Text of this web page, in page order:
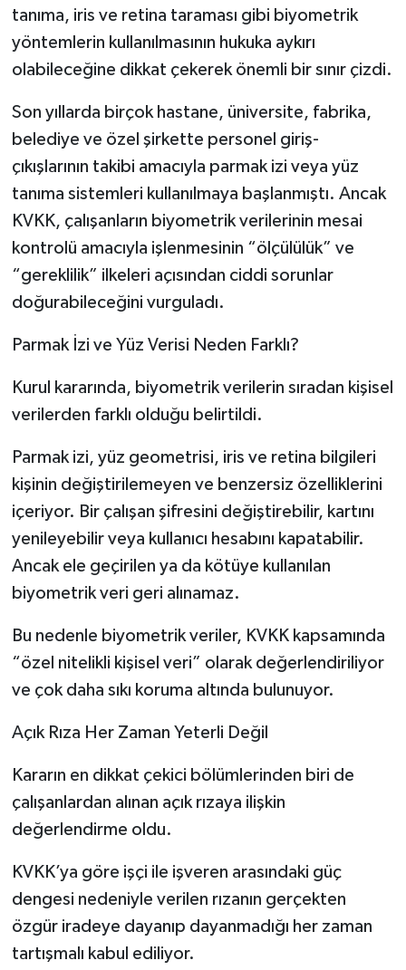
tanıma, iris ve retina taraması gibi biyometrik
yöntemlerin kullanılmasının hukuka aykırı
olabileceğine dikkat çekerek önemli bir sınır çizdi.
Son yıllarda birçok hastane, üniversite, fabrika,
belediye ve özel şirkette personel giriş-
çıkışlarının takibi amacıyla parmak izi veya yüz
tanıma sistemleri kullanılmaya başlanmıştı. Ancak
KVKK, çalışanların biyometrik verilerinin mesai
kontrolü amacıyla işlenmesinin “ölçülülük” ve
“gereklilik” ilkeleri açısından ciddi sorunlar
doğurabileceğini vurguladı.
Parmak İzi ve Yüz Verisi Neden Farklı?
Kurul kararında, biyometrik verilerin sıradan kişisel
verilerden farklı olduğu belirtildi.
Parmak izi, yüz geometrisi, iris ve retina bilgileri
kişinin değiştirilemeyen ve benzersiz özelliklerini
içeriyor. Bir çalışan şifresini değiştirebilir, kartını
yenileyebilir veya kullanıcı hesabını kapatabilir.
Ancak ele geçirilen ya da kötüye kullanılan
biyometrik veri geri alınamaz.
Bu nedenle biyometrik veriler, KVKK kapsamında
“özel nitelikli kişisel veri” olarak değerlendiriliyor
ve çok daha sıkı koruma altında bulunuyor.
Açık Rıza Her Zaman Yeterli Değil
Kararın en dikkat çekici bölümlerinden biri de
çalışanlardan alınan açık rızaya ilişkin
değerlendirme oldu.
KVKK’ya göre işçi ile işveren arasındaki güç
dengesi nedeniyle verilen rızanın gerçekten
özgür iradeye dayanıp dayanmadığı her zaman
tartışmalı kabul ediliyor.